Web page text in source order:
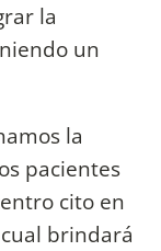
la
un
la
pacientes
cito en
brindará